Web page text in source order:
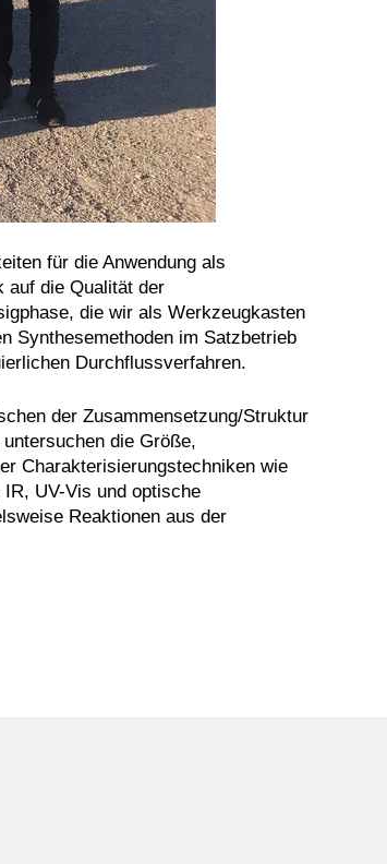
für die Anwendung als
auf die Qualität der
die wir als Werkzeugkasten
Synthesemethoden im Satzbetrieb
Durchflussverfahren.
der Zusammensetzung/Struktur
die Größe,
Charakterisierungstechniken wie
UV-Vis und optische
Reaktionen aus der